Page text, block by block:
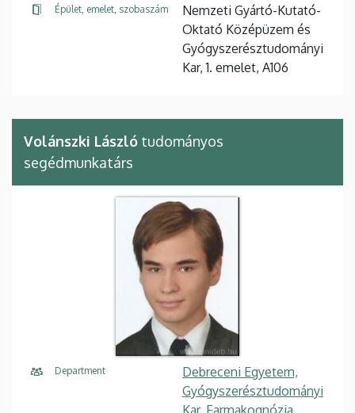
Épület, emelet, szobaszám
Nemzeti Gyártó-Kutató-
Oktató Középüzem és
Gyógyszerésztudományi
Kar, 1. emelet, A106
Volánszki László tudományos
segédmunkatárs
Department
Debreceni Egyetem,
Gyógyszerésztudományi
Kar, Farmakognózia